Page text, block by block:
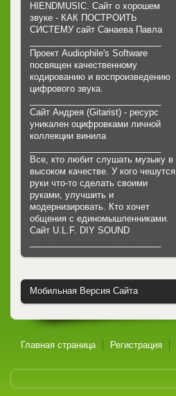
HIENDMUSIC. Сайт о хорошем
звуке - КАК ПОСТРОИТЬ
СИСТЕМУ сайт Санаева Павла
Проект Audiophile's Software
посвящен качественному
кодированию и воспроизведению
цифрового звука.
Сайт Андрея (Gitarist) - ресурс
уникален оцифровками личной
коллекции винила
Все, кто любит слушать музыку в
высоком качестве. У кого чешутся
руки что-то сделать своими
руками, улучшить и
модернизировать. Кто хочет
общения с единомышленниками.
Cайт U.L.F. DIY SOUND
Мобильная Версия Сайта
Главная страница Регистрация